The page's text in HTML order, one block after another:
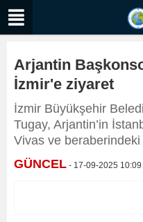
Arjantin
İzmir'e ziyaret
İzmir Büyükşehir
Tugay, Arjantin’in
Vivas ve beraberindeki
GÜNCEL - 17-09-2025 10:09